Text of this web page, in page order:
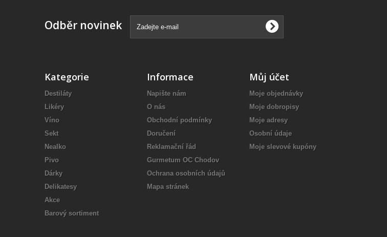
Odběr novinek
Kategorie
Destiláty
Likéry
Víno
Sekt
Nealko
Pivo
Dárky
Delikatesy
Akce
Barový sortiment
Informace
Napište nám
O nás
Obchodní podmínky
Doručení
Reklamační řád
Gurmetum OC Chodov
Ochrana osobních údajů
Mapa stránek
Můj účet
Moje objednávky
Moje dobropisy
Moje adresy
Osobní údaje
Moje slevové kupóny